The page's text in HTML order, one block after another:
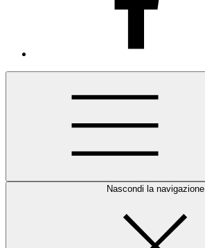
Nascondi la navigazione